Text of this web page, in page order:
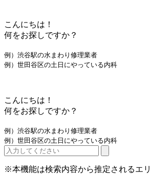
こんにちは！
何をお探しですか？
例）渋谷駅の水まわり修理業者
例）世田谷区の土日にやっている内科
こんにちは！
何をお探しですか？
例）渋谷駅の水まわり修理業者
例）世田谷区の土日にやっている内科
※本機能は検索内容から推定されるエ